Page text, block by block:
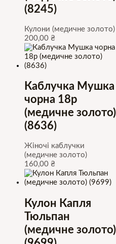
(8245)
Кулони (медичне золото)
200,00 ₴
Каблучка Мушка
чорна 18р
(медичне золото)
(8636)
Жіночі каблучки
(медичне золото)
160,00 ₴
Кулон Капля
Тюльпан
(медичне золото)